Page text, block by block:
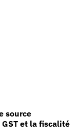
source
et la fiscalité